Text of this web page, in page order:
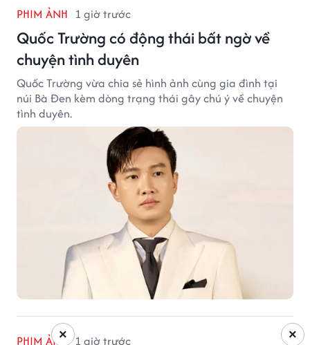
PHIM ẢNH 1 giờ trước
Quốc Trường có động thái bất ngờ về
chuyện tình duyên
Quốc Trường vừa chia sẻ hình ảnh cùng gia đình tại
núi Bà Đen kèm dòng trạng thái gây chú ý về chuyện
tình duyên.
PHIM ẢNH 1 giờ trước ×
×